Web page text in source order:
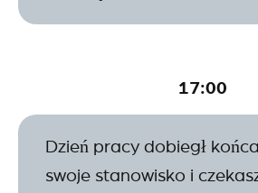
17:00
Dzień pracy dobiegł
swoje stanowisko i